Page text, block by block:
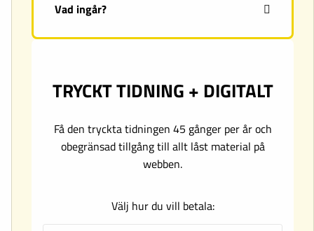
Vad ingår?
TRYCKT TIDNING + DIGITALT
Få den tryckta tidningen 45 gånger per år och
obegränsad tillgång till allt låst material på
webben.
Välj hur du vill betala: